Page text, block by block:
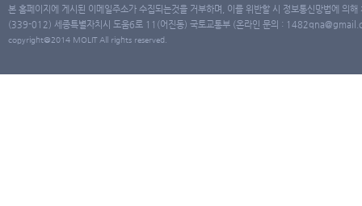
본 홈페이지에 게시된 이메일주소가 수집되는것을 거부하며, 이를 위반할 시 정보통신망법에 의
(339-012) 세종특별자치시 도움6로 11(어진동) 국토교통부 (온라인 문의 :
copyright@2014 MOLIT All rights reserved.